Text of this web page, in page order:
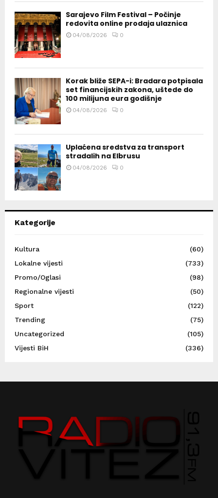
Sarajevo Film Festival – Počinje
redovita online prodaja ulaznica
04/08/2026 0
Korak bliže SEPA-i: Bradara potpisala
set financijskih zakona, uštede do
100 milijuna eura godišnje
04/08/2026 0
Uplaćena sredstva za transport
stradalih na Elbrusu
04/08/2026 0
Kategorije
Kultura
(60)
Lokalne vijesti
(733)
Promo/Oglasi
(98)
Regionalne vijesti
(50)
Sport
(122)
Trending
(75)
Uncategorized
(105)
Vijesti BiH
(336)